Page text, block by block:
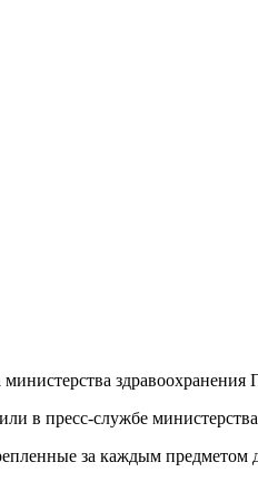
здравоохранения
в пресс-службе
за каждым предметом